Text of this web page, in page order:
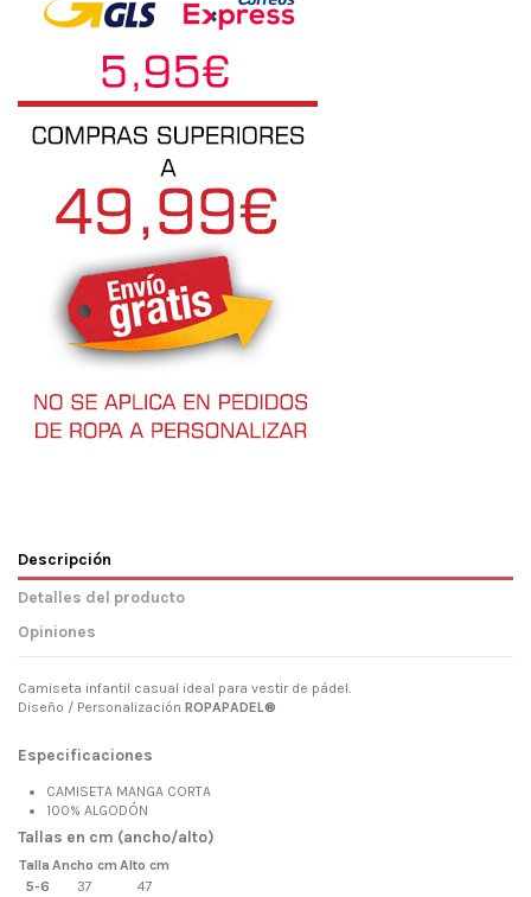
Descripción
Detalles del producto
Opiniones
Camiseta infantil casual ideal para vestir de pádel.
Diseño / Personalización ROPAPADEL®
Especificaciones
CAMISETA MANGA CORTA
100% ALGODÓN
Tallas en cm (ancho/alto)
Talla Ancho cm Alto cm
5-6
37
47